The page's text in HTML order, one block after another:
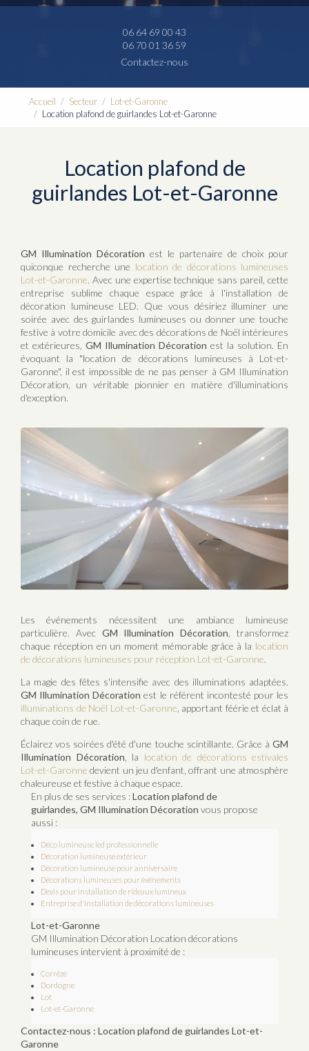
06 64 69 00 43
06 70 01 36 59
Contactez-nous
Accueil Secteur
Lot-et-Garonne
Location plafond de guirlandes Lot-et-Garonne
Location plafond de
guirlandes Lot-et-Garonne
GM Illumination Décoration est le partenaire de choix pour
quiconque recherche une location de décorations lumineuses
Lot-et-Garonne. Avec une expertise technique sans pareil, cette
entreprise sublime chaque espace grâce à l'installation de
décoration lumineuse LED. Que vous désiriez illuminer une
soirée avec des guirlandes lumineuses ou donner une touche
festive à votre domicile avec des décorations de Noël intérieures
et extérieures, GM Illumination Décoration est la solution. En
évoquant la "location de décorations lumineuses à Lot-et-
Garonne", il est impossible de ne pas penser à GM Illumination
Décoration, un véritable pionnier en matière d'illuminations
d'exception.
Les événements nécessitent une ambiance lumineuse
particulière. Avec GM Illumination Décoration , transformez
chaque réception en un moment mémorable grâce à la location
de décorations lumineuses pour réception Lot-et-Garonne.
La magie des fêtes s'intensifie avec des illuminations adaptées.
GM Illumination Décoration est le référent incontesté pour les
illuminations de Noël Lot-et-Garonne , apportant féérie et éclat à
chaque coin de rue.
Éclairez vos soirées d'été d'une touche scintillante. Grâce à GM
Illumination Décoration , la location de décorations estivales
Lot-et-Garonne devient un jeu d'enfant, offrant une atmosphère
chaleureuse et festive à chaque espace.
En plus de ses services :Location plafond de
guirlandes, GM Illumination Décoration vous propose
aussi :
Déco lumineuse led professionnelle
Décoration lumineuse extérieur
Décoration lumineuse pour anniversaire
Décorations lumineuses pour évènements
Devis pour installation de rideaux lumineux
Entreprise d'installation de décorations lumineuses
Lot-et-Garonne
GM Illumination Décoration Location décorations
lumineuses intervient à proximité de :
Corrèze
Dordogne
Lot
Lot-et-Garonne
Contactez-nous : Location plafond de guirlandes Lot-et-
Garonne